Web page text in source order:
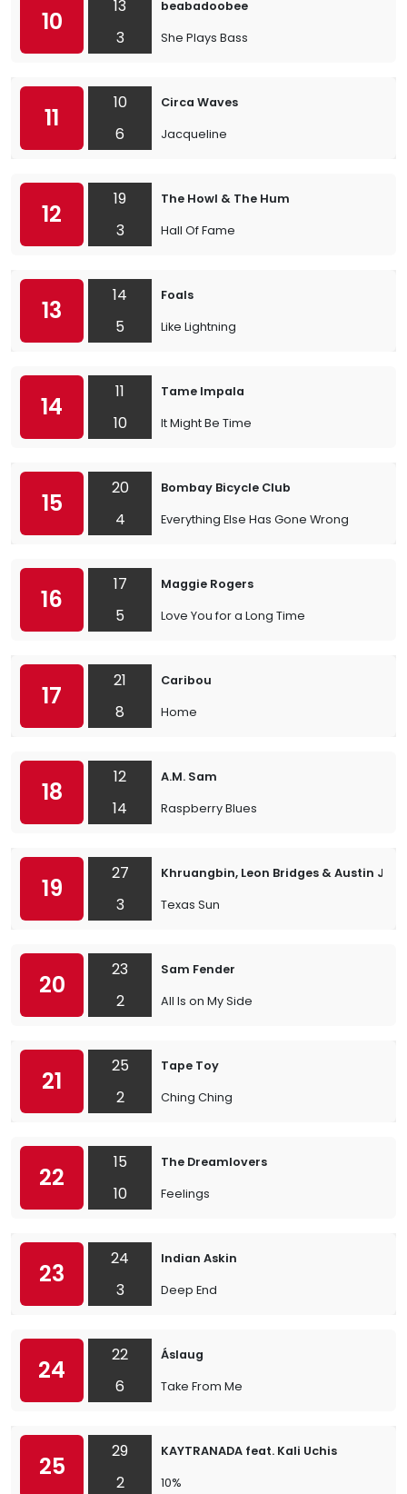
10
13
3
beabadoobee
She Plays Bass
11
10
6
Circa Waves
Jacqueline
12
19
3
The Howl & The Hum
Hall Of Fame
13
14
5
Foals
Like Lightning
14
11
10
Tame Impala
It Might Be Time
15
20
4
Bombay Bicycle Club
Everything Else Has Gone Wrong
16
17
5
Maggie Rogers
Love You for a Long Time
17
21
8
Caribou
Home
18
12
14
A.M. Sam
Raspberry Blues
19
27
3
Khruangbin, Leon Bridges & Austin
Texas Sun
20
23
2
Sam Fender
All Is on My Side
21
25
2
Tape Toy
Ching Ching
22
15
10
The Dreamlovers
Feelings
23
24
3
Indian Askin
Deep End
24
22
6
Áslaug
Take From Me
25
29
2
KAYTRANADA feat. Kali Uchis
10%